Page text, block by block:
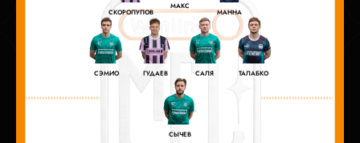
СКОРОПУПОВ
МАКС
МАННА
СЭМИО ГУДАЕВ САЛЯ ТАЛАБКО
СЫЧЕВ